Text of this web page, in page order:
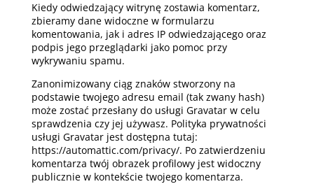
Kiedy odwiedzający witrynę zostawia komentarz,
zbieramy dane widoczne w formularzu
komentowania, jak i adres IP odwiedzającego oraz
podpis jego przeglądarki jako pomoc przy
wykrywaniu spamu.
Zanonimizowany ciąg znaków stworzony na
podstawie twojego adresu email (tak zwany hash)
może zostać przesłany do usługi Gravatar w celu
sprawdzenia czy jej używasz. Polityka prywatności
usługi Gravatar jest dostępna tutaj:
https://automattic.com/privacy/. Po zatwierdzeniu
komentarza twój obrazek profilowy jest widoczny
publicznie w kontekście twojego komentarza.